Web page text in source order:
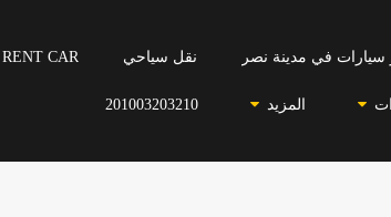
سيارات في مدينة نصر نقل سياحي RENT CAR
المزيد 201003203210